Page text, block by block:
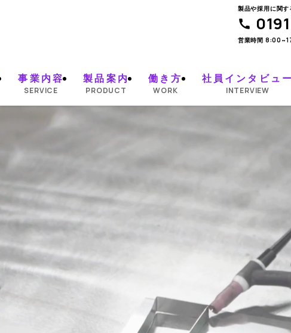
事業内容
SERVICE
製品案内
PRODUCT
働き方
WORK
社員インタビュ
INTERVIEW
製品や採用に関
営業時間